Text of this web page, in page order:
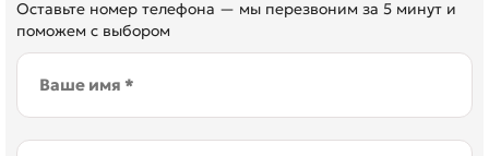
Оставьте номер телефона — мы перезвоним за 5 минут и
поможем с выбором